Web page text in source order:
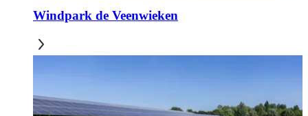
Windpark de Veenwieken